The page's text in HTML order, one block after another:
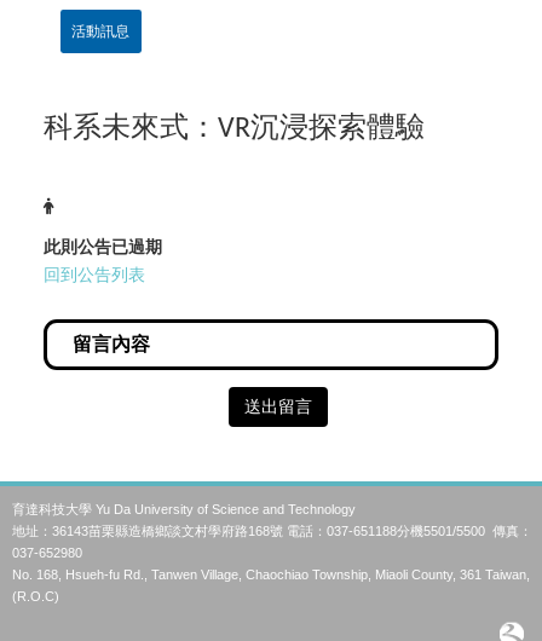
活動訊息
科系未來式： VR沉浸探索體驗
此則公告已過期
回到公告列表
送出留言
育達科技大學 Yu Da University of Science and Technology
地址：36143苗栗縣造橋鄉談文村學府路168號 電話：037-651188分機5501/5500 傳真：
037-652980
No. 168, Hsueh-fu Rd., Tanwen Village, Chaochiao Township, Miaoli County, 361 Taiwan,
(R.O.C)